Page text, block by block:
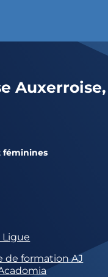
Auxerroise,
féminines
Ligue
de formation AJ